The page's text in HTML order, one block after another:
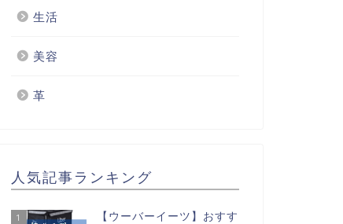
生活
美容
革
人気記事ランキング
1
【ウーバーイーツ】おすす